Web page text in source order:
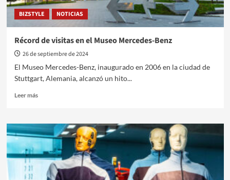
BIZSTYLE NOTICIAS
Récord de visitas en el Museo Mercedes-Benz
26 de septiembre de 2024
El Museo Mercedes-Benz, inaugurado en 2006 en la ciudad de
Stuttgart, Alemania, alcanzó un hito...
Leer másLeer
Récord
de
visitas
en
el
Museo